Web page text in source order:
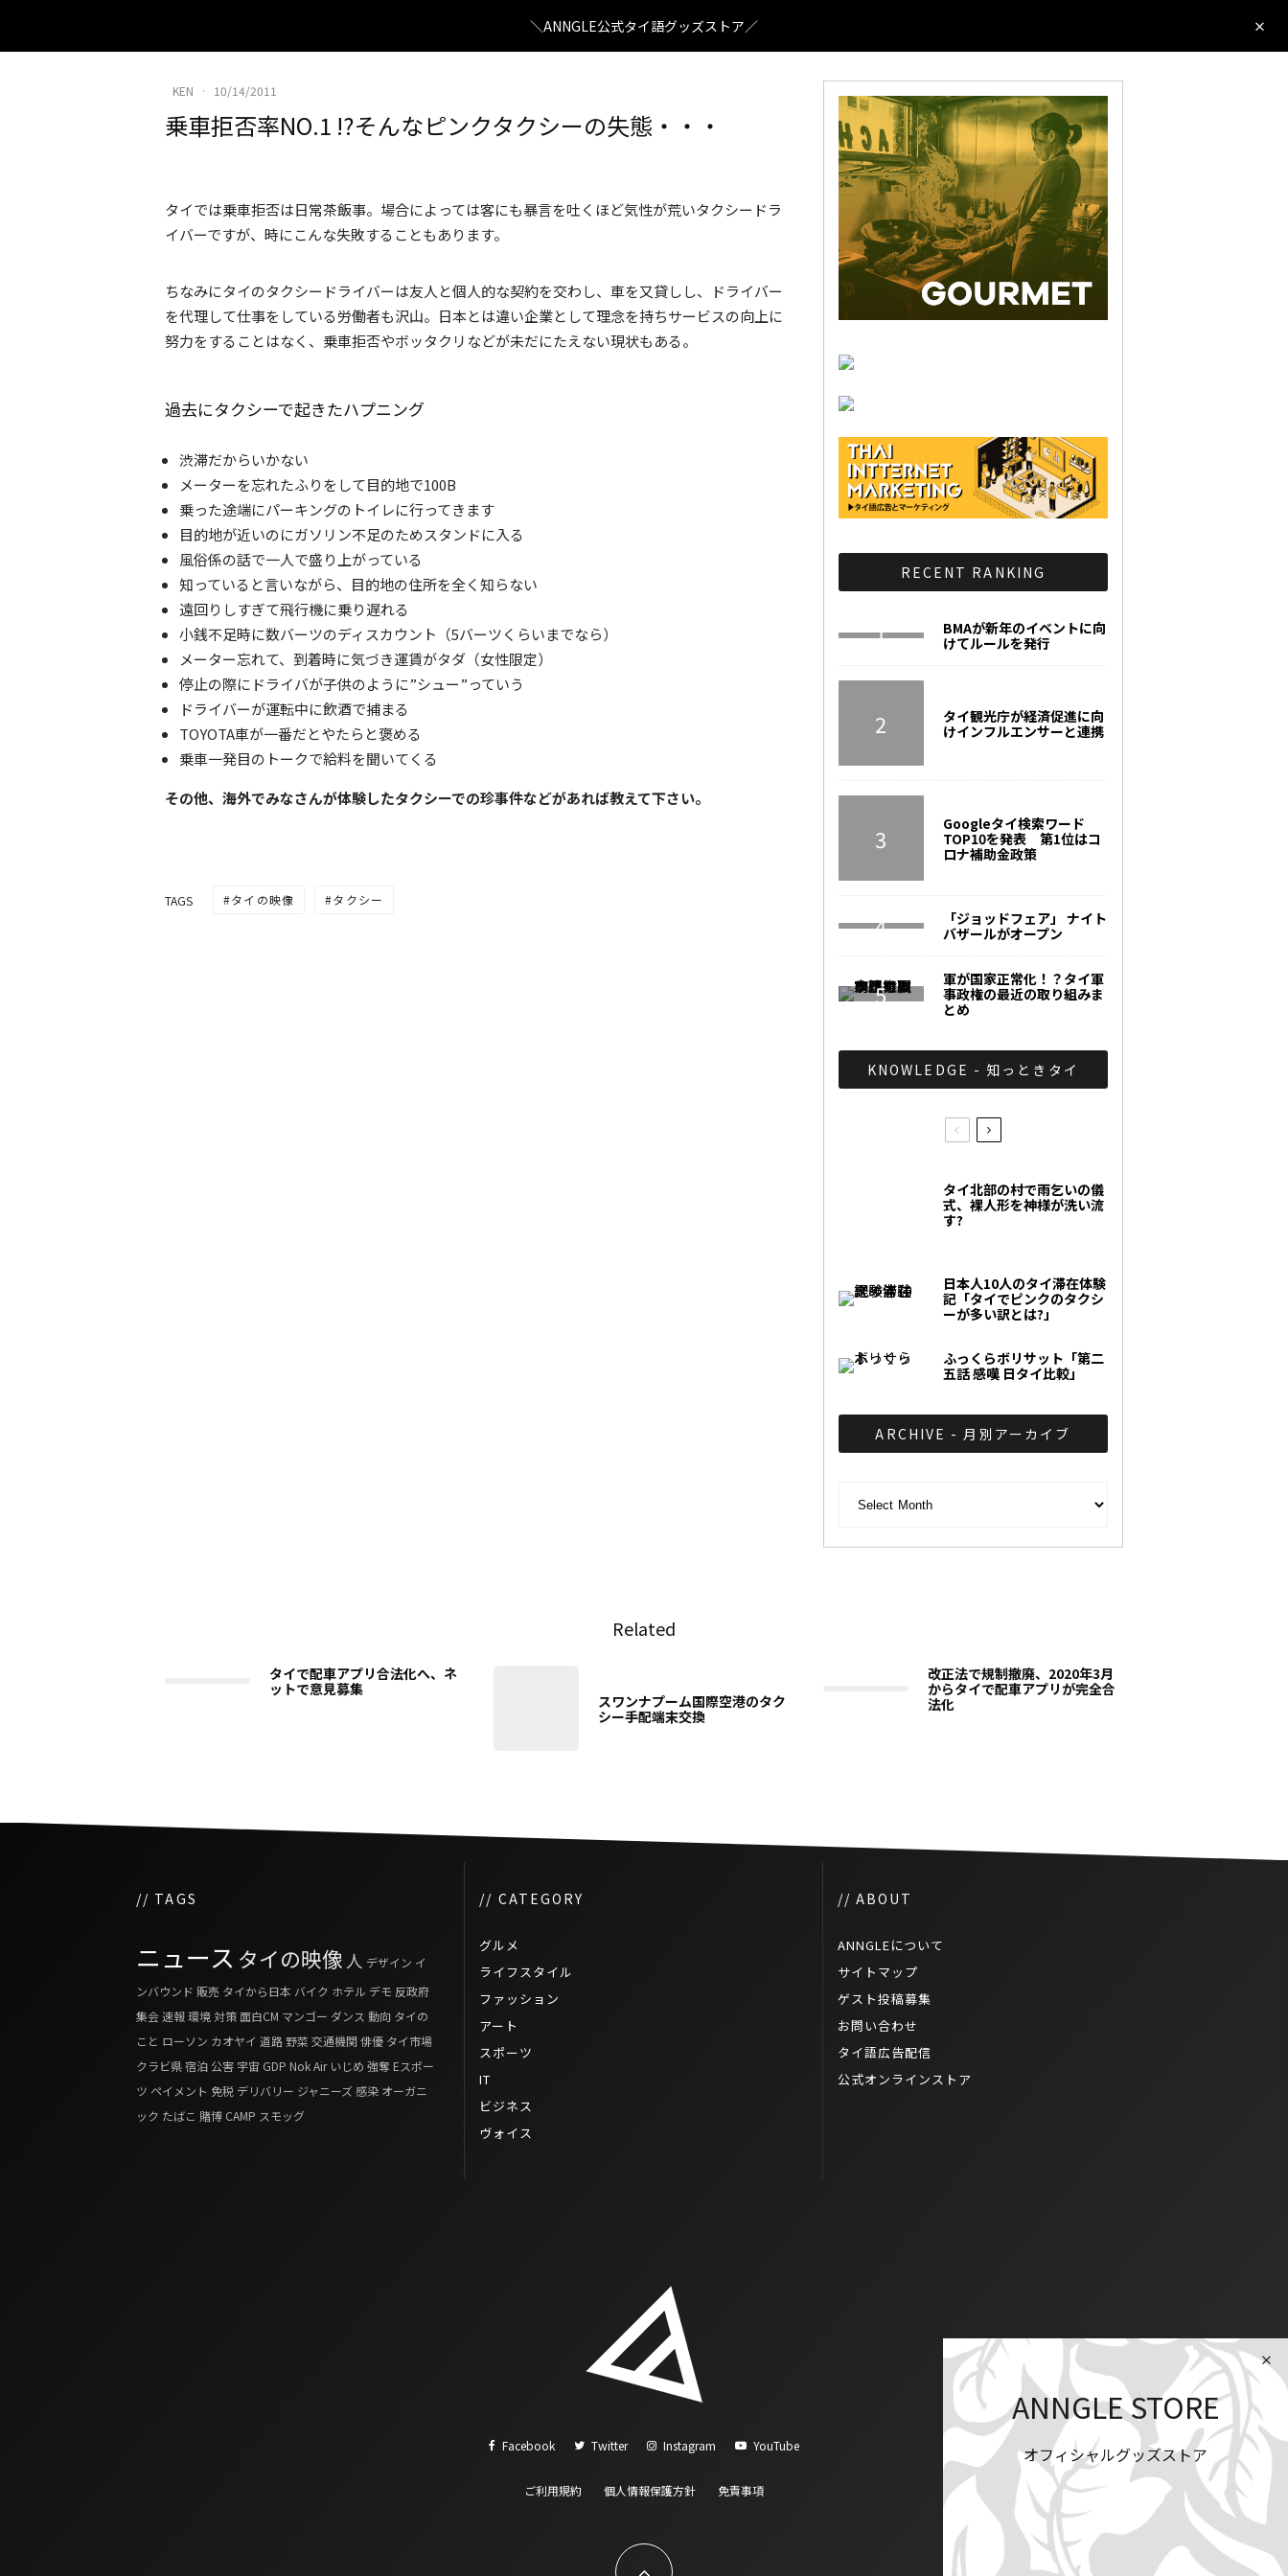
＼ANNGLE公式タイ語グッズストア／
KEN · 10/14/2011
乗車拒否率NO.1 !?そんなピンクタクシーの失態・・・
タイでは乗車拒否は日常茶飯事。場合によっては客にも暴言を吐くほど気性が荒いタクシードラ
イバーですが、時にこんな失敗することもあります。
ちなみにタイのタクシードライバーは友人と個人的な契約を交わし、車を又貸しし、ドライバー
を代理して仕事をしている労働者も沢山。日本とは違い企業として理念を持ちサービスの向上に
努力をすることはなく、乗車拒否やボッタクリなどが未だにたえない現状もある。
過去にタクシーで起きたハプニング
渋滞だからいかない
メーターを忘れたふりをして目的地で100B
乗った途端にパーキングのトイレに行ってきます
目的地が近いのにガソリン不足のためスタンドに入る
風俗係の話で一人で盛り上がっている
知っていると言いながら、目的地の住所を全く知らない
遠回りしすぎて飛行機に乗り遅れる
小銭不足時に数バーツのディスカウント（5バーツくらいまでなら）
メーター忘れて、到着時に気づき運賃がタダ（女性限定）
停止の際にドライバが子供のように”シュー”っていう
ドライバーが運転中に飲酒で捕まる
TOYOTA車が一番だとやたらと褒める
乗車一発目のトークで給料を聞いてくる
その他、海外でみなさんが体験したタクシーでの珍事件などがあれば教えて下さい。
TAGS タイの映像 タクシー
RECENT RANKING
BMAが新年のイベントに向
けてルールを発行
タイ観光庁が経済促進に向
けインフルエンサーと連携
Googleタイ検索ワード
TOP10を発表 第1位はコ
ロナ補助金政策
「ジョッドフェア」 ナイト
バザールがオープン
軍が国家正常化！？タイ軍
事政権の最近の取り組みま
とめ
KNOWLEDGE - 知っときタイ
タイ北部の村で雨乞いの儀
式、裸人形を神様が洗い流
す?
日本人10人のタイ滞在体験
記「タイでピンクのタクシ
ーが多い訳とは?」
ふっくらボリサット「第二
五話 感嘆 日タイ比較」
ARCHIVE - 月別アーカイブ
Related
タイで配車アプリ合法化へ、ネ
ットで意見募集
スワンナプーム国際空港のタク
シー手配端末交換
改正法で規制撤廃、2020年3月
からタイで配車アプリが完全合
法化
// TAGS
ニュース タイの映像 人 デザイン イ
ンバウンド 販売 タイから日本 バイク ホテル デモ 反政府
集会速報環境対策 面白CM マンゴー ダンス 動向 タイの
こと ローソン カオヤイ 道路 野菜 交通機関 俳優 タイ市場
クラビ県宿泊 公害 宇宙 GDP Nok Air いじめ 強奪Eスポー
ツ ペイメント 免税 デリバリー ジャニーズ感染 オーガニ
ック たばこ 賭博 CAMP スモッグ
// CATEGORY
グルメ
ライフスタイル
ファッション
アート
スポーツ
IT
ビジネス
ヴォイス
// ABOUT
ANNGLEについて
サイトマップ
ゲスト投稿募集
お問い合わせ
タイ語広告配信
公式オンラインストア
Facebook Twitter Instagram YouTube
ご利用規約 個人情報保護方針 免責事項
ANNGLE STORE
オフィシャルグッズストア